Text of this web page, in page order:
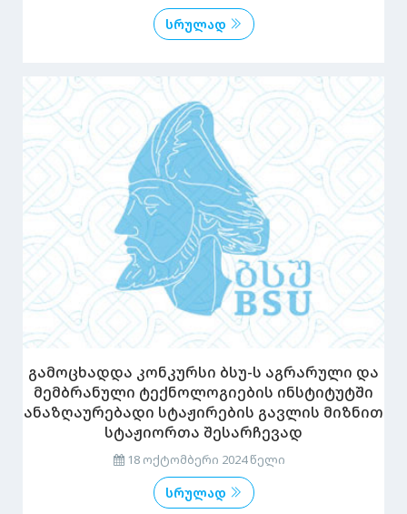
სრულად
გამოცხადდა კონკურსი ბსუ-ს აგრარული და
მემბრანული ტექნოლოგიების ინსტიტუტში
ანაზღაურებადი სტაჟირების გავლის მიზნით
სტაჟიორთა შესარჩევად
18 ოქტომბერი 2024 წელი
სრულად